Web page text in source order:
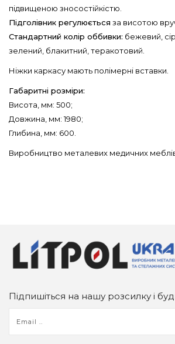
підвищеною зносостійкістю.
Підголівник регулюється за висотою
Стандартний колір оббивки: бежевий,
зелений, блакитний, теракотовий.
Ніжки каркасу мають полімерні вставки.
Габаритні розміри:
Висота, мм: 500;
Довжина, мм: 1980;
Глибина, мм: 600.
Виробництво металевих медичних меблів
Підпишіться на нашу розсилку і